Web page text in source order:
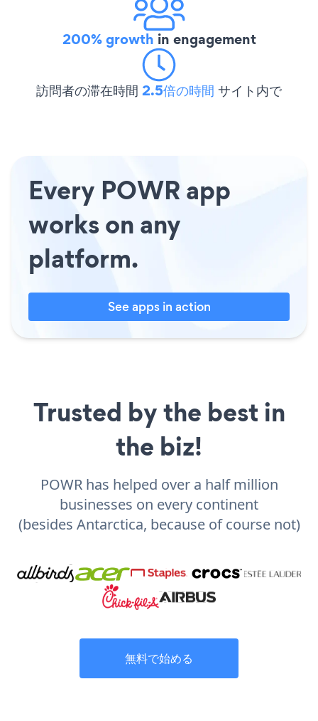
200% growth in engagement
訪問者の滞在時間 2.5倍の時間 サイト内で
Every POWR app
works on any
platform.
See apps in action
Trusted by the best in
the biz!
POWR has helped over a half million
businesses on every continent
(besides Antarctica, because of course not)
無料で始める